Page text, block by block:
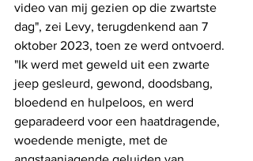
video van mij gezien op die zwartste
dag", zei Levy, terugdenkend aan 7
oktober 2023, toen ze werd ontvoerd.
"Ik werd met geweld uit een zwarte
jeep gesleurd, gewond, doodsbang,
bloedend en hulpeloos, en werd
geparadeerd voor een haatdragende,
woedende menigte, met de